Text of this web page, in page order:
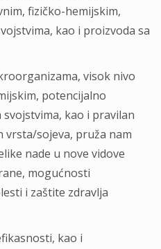
fizičko-hemijskim,
kao i proizvoda sa
visok nivo
potencijalno
kao i pravilan
sojeva, pruža nam
nade u nove vidove
mogućnosti
i zaštite zdravlja
kao i